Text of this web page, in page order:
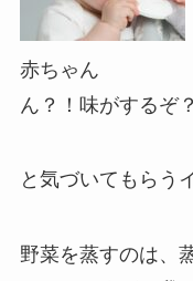
赤ちゃん
ん？！味がするぞ
と気づいてもらう
野菜を蒸すのは、